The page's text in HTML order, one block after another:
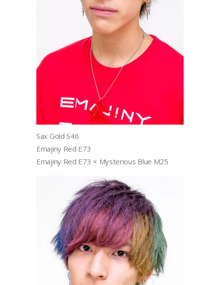
Sax Gold S46
Emajiny Red E73
Emajiny Red E73 × Mysterious Blue M25